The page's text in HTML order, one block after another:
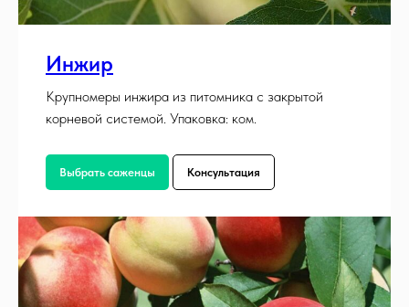
Инжир
Крупномеры инжира из питомника с закрытой
корневой системой. Упаковка: ком.
Выбрать саженцы Консультация